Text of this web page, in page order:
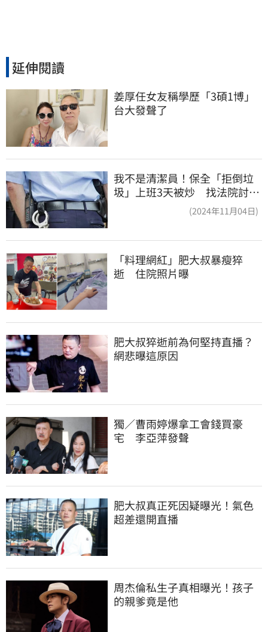
延伸閱讀
姜厚任女友稱學歷「3碩1博」
台大發聲了
我不是清潔員！保全「拒倒垃
圾」上班3天被炒 找法院討公
(2024年11月04日)
「料理網紅」肥大叔暴瘦猝
逝　住院照片曝
肥大叔猝逝前為何堅持直播？
網悲曝這原因
獨／曹雨婷爆拿工會錢買豪
宅　李亞萍發聲
肥大叔真正死因疑曝光！氣色
超差還開直播
周杰倫私生子真相曝光！孩子
的親爹竟是他